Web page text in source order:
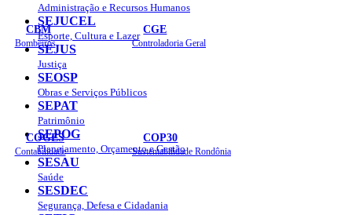
CBM
Bombeiros
CGE
Controladoria Geral
COGES
Contabilidade
COP30
Sustentabilidade Rondônia
Administração e Recursos Humanos
SEJUCEL
Esporte, Cultura e Lazer
SEJUS
Justiça
SEOSP
Obras e Serviços Públicos
SEPAT
Patrimônio
SEPOG
Planejamento, Orçamento e Gestão
SESAU
Saúde
SESDEC
Segurança, Defesa e Cidadania